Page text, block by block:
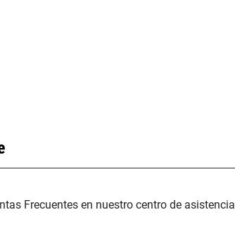
Frecuentes en nuestro centro de asistencia